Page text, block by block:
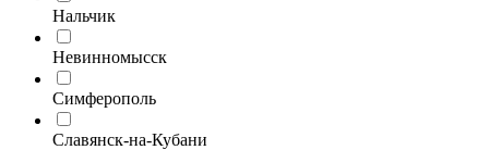
Нальчик
Невинномысск
Симферополь
Славянск-на-Кубани